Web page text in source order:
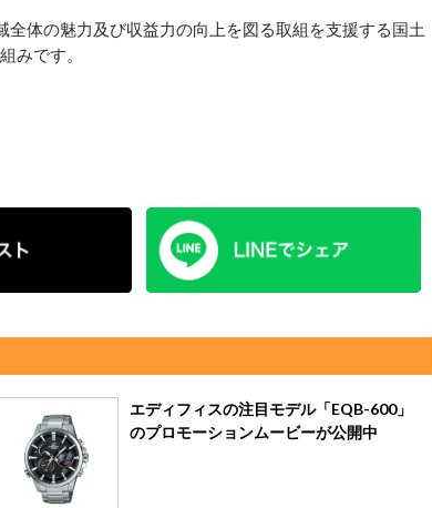
体の魅力及び収益力の向上を図る取組を支援する国土
みです。
エディフィスの注目モデル「EQB-600」
のプロモーションムービーが公開中